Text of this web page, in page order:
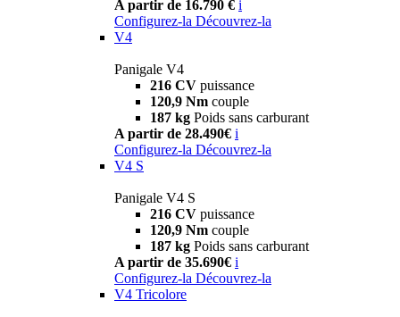
A partir de 16.790 € i
Configurez-la Découvrez-la
V4
Panigale V4
216 CV puissance
120,9 Nm couple
187 kg Poids sans carburant
A partir de 28.490€ i
Configurez-la Découvrez-la
V4 S
Panigale V4 S
216 CV puissance
120,9 Nm couple
187 kg Poids sans carburant
A partir de 35.690€ i
Configurez-la Découvrez-la
V4 Tricolore